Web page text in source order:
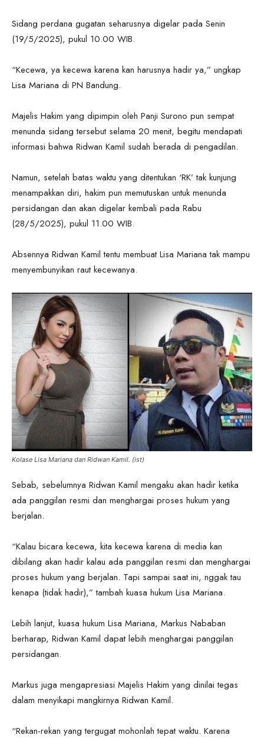
Sidang perdana gugatan seharusnya digelar pada Senin
(19/5/2025), pukul 10.00 WIB.
“Kecewa, ya kecewa karena kan harusnya hadir ya,” ungkap
Lisa Mariana di PN Bandung.
Majelis Hakim yang dipimpin oleh Panji Surono pun sempat
menunda sidang tersebut selama 20 menit, begitu mendapati
informasi bahwa Ridwan Kamil sudah berada di pengadilan.
Namun, setelah batas waktu yang ditentukan ‘RK’ tak kunjung
menampakkan diri, hakim pun memutuskan untuk menunda
persidangan dan akan digelar kembali pada Rabu
(28/5/2025), pukul 11.00 WIB.
Absennya Ridwan Kamil tentu membuat Lisa Mariana tak mampu
menyembunyikan raut kecewanya.
Kolase Lisa Mariana dan Ridwan Kamil. (ist)
Sebab, sebelumnya Ridwan Kamil mengaku akan hadir ketika
ada panggilan resmi dan menghargai proses hukum yang
berjalan.
“Kalau bicara kecewa, kita kecewa karena di media kan
dibilang akan hadir kalau ada panggilan resmi dan menghargai
proses hukum yang berjalan. Tapi sampai saat ini, nggak tau
kenapa (tidak hadir),” tambah kuasa hukum Lisa Mariana.
Lebih lanjut, kuasa hukum Lisa Mariana, Markus Nababan
berharap, Ridwan Kamil dapat lebih menghargai panggilan
persidangan.
Markus juga mengapresiasi Majelis Hakim yang dinilai tegas
dalam menyikapi mangkirnya Ridwan Kamil.
“Rekan-rekan yang tergugat mohonlah tepat waktu. Karena